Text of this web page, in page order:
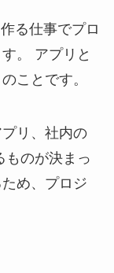
る仕事でプロ
。 アプリと
ことです。
リ、社内の
ものが決まっ
め、プロジ